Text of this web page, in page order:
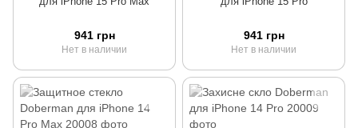
941 грн
Нет в наличии
941 грн
Нет в наличии